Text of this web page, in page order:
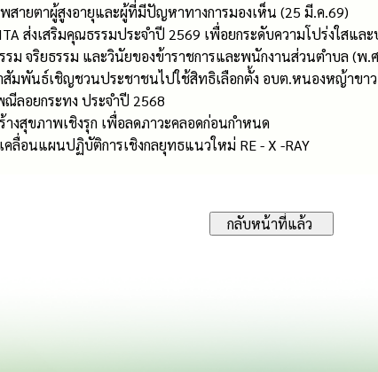
พสายตาผู้สูงอายุและผู้ที่มีปัญหาทางการมองเห็น (25 มี.ค.69)
ส่งเสริมคุณธรรมประจำปี 2569 เพื่อยกระดับความโปร่งใสแล
รม จริยธรรม และวินัยของข้าราชการและพนักงานส่วนตำบล (พ.
สัมพันธ์เชิญชวนประชาชนไปใช้สิทธิเลือกตั้ง อบต.หนองหญ้าขา
ณีลอยกระทง ประจำปี 2568
างสุขภาพเชิงรุก เพื่อลดภาวะคลอดก่อนกำหนด
ลื่อนแผนปฏิบัติการเชิงกลยุทธแนวใหม่ RE - X -RAY